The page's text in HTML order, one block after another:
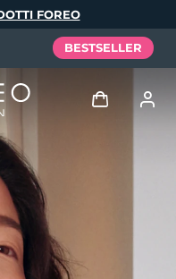
FOREO
BESTSELLER
I miei dispositivi
Español
Português